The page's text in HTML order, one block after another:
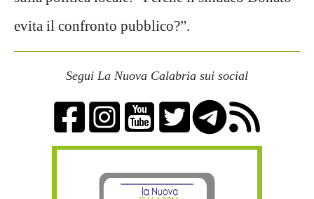
evita il confronto pubblico?”.
Segui La Nuova Calabria sui social